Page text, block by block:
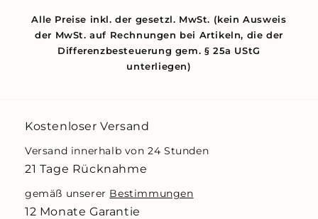
Alle Preise inkl. der gesetzl. MwSt. (kein Ausweis
der MwSt. auf Rechnungen bei Artikeln, die der
Differenzbesteuerung gem. § 25a UStG
unterliegen)
Kostenloser Versand
Versand innerhalb von 24 Stunden
21 Tage Rücknahme
gemäß unserer Bestimmungen
12 Monate Garantie